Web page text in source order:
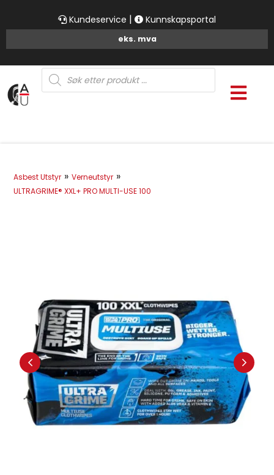
Kundeservice | Kunnskapsportal
Products
search
Asbest Utstyr » Verneutstyr »
ULTRAGRIME® XXL+ PRO MULTI-USE 100